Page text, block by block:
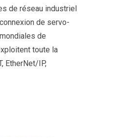
de réseau industriel
de servo-
de
toute la
EtherNet/IP,